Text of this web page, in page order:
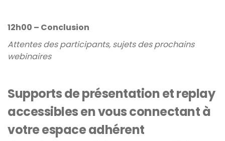
12h00 – Conclusion
Attentes des participants, sujets des prochains
webinaires
Supports de présentation et replay
accessibles en vous connectant à
votre espace adhérent